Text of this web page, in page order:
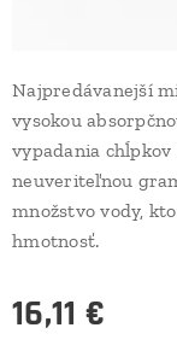
Najpredávanejší
vysokou
vypadania chĺpkov
neuveriteľnou
množstvo vody,
hmotnosť.
16,11 €